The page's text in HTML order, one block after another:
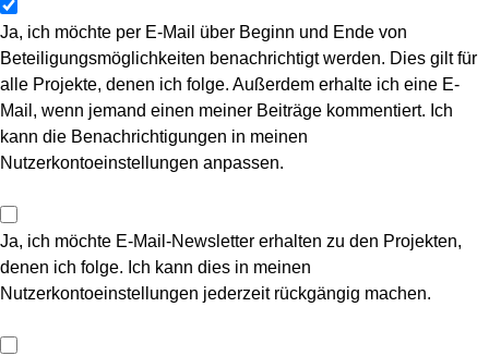
Ja, ich möchte per E-Mail über Beginn und Ende von
Beteiligungsmöglichkeiten benachrichtigt werden. Dies gilt für
alle Projekte, denen ich folge. Außerdem erhalte ich eine E-
Mail, wenn jemand einen meiner Beiträge kommentiert. Ich
kann die Benachrichtigungen in meinen
Nutzerkontoeinstellungen anpassen.
Ja, ich möchte E-Mail-Newsletter erhalten zu den Projekten,
denen ich folge. Ich kann dies in meinen
Nutzerkontoeinstellungen jederzeit rückgängig machen.